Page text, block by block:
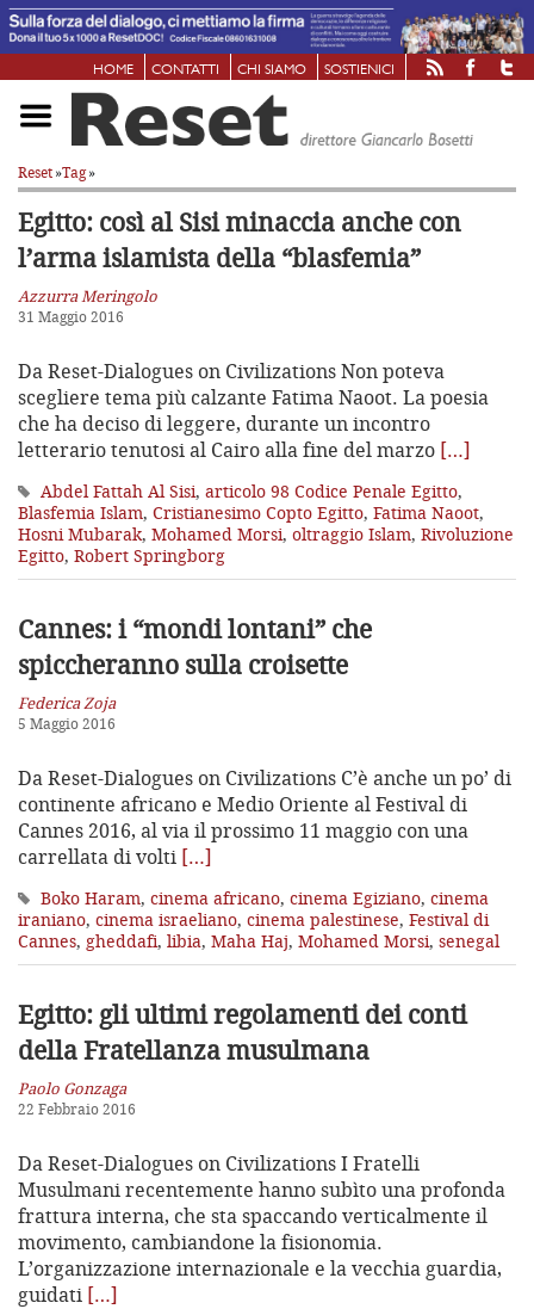
HOME CONTATTI CHI SIAMO SOSTIENICI
Reset»Tag»
Egitto: così al Sisi minaccia anche con
l’arma islamista della “blasfemia”
Azzurra Meringolo
31 Maggio 2016
Da Reset-Dialogues on Civilizations Non poteva
scegliere tema più calzante Fatima Naoot. La poesia
che ha deciso di leggere, durante un incontro
letterario tenutosi al Cairo alla fine del marzo […]
Abdel Fattah Al Sisi, articolo 98 Codice Penale Egitto,
Blasfemia Islam, Cristianesimo Copto Egitto, Fatima Naoot,
Hosni Mubarak, Mohamed Morsi, oltraggio Islam, Rivoluzione
Egitto, Robert Springborg
Cannes: i “mondi lontani” che
spiccheranno sulla croisette
Federica Zoja
5 Maggio 2016
Da Reset-Dialogues on Civilizations C’è anche un po’ di
continente africano e Medio Oriente al Festival di
Cannes 2016, al via il prossimo 11 maggio con una
carrellata di volti […]
Boko Haram, cinema africano, cinema Egiziano, cinema
iraniano, cinema israeliano, cinema palestinese, Festival di
Cannes, gheddafi, libia, Maha Haj, Mohamed Morsi, senegal
Egitto: gli ultimi regolamenti dei conti
della Fratellanza musulmana
Paolo Gonzaga
22 Febbraio 2016
Da Reset-Dialogues on Civilizations I Fratelli
Musulmani recentemente hanno subìto una profonda
frattura interna, che sta spaccando verticalmente il
movimento, cambiandone la fisionomia.
L’organizzazione internazionale e la vecchia guardia,
guidati […]